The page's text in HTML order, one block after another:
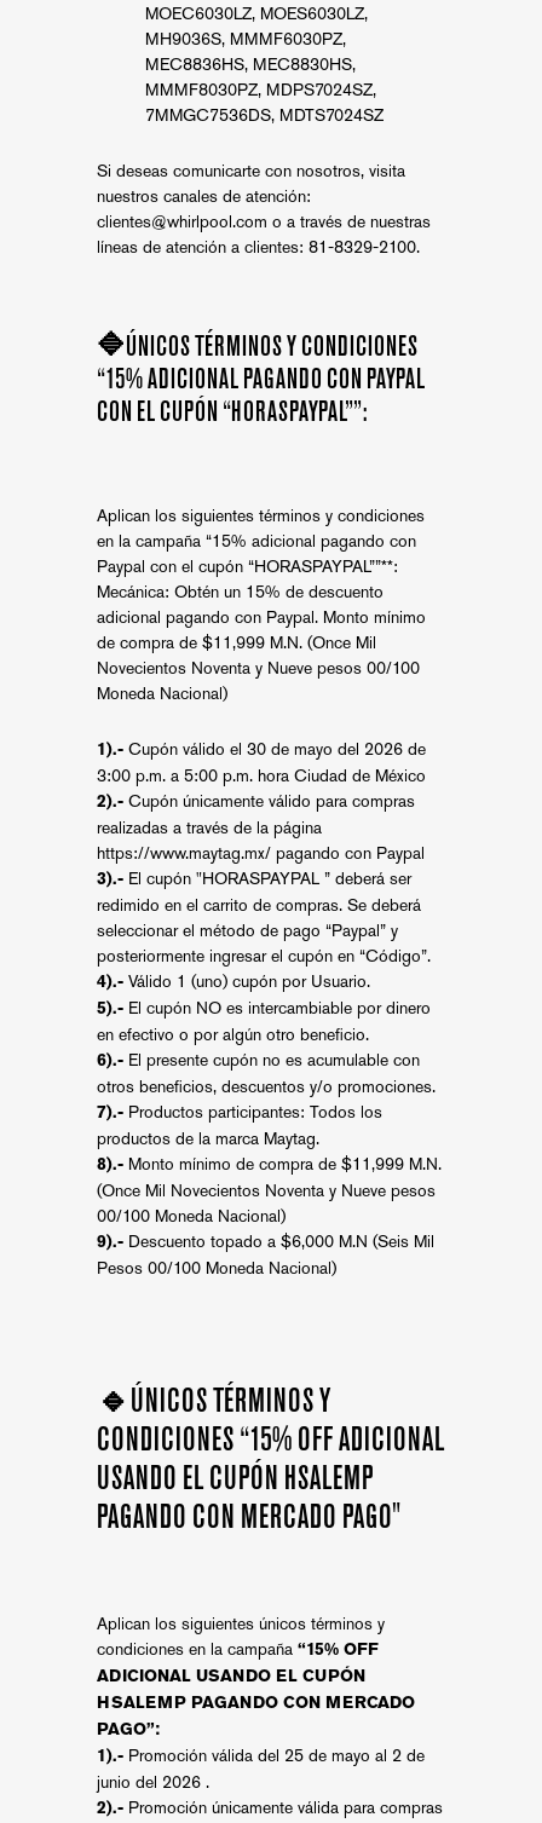
MOEC6030LZ, MOES6030LZ,
MH9036S, MMMF6030PZ,
MEC8836HS, MEC8830HS,
MMMF8030PZ, MDPS7024SZ,
7MMGC7536DS, MDTS7024SZ
Si deseas comunicarte con nosotros, visita
nuestros canales de atención:
clientes@whirlpool.com o a través de nuestras
líneas de atención a clientes: 81-8329-2100.
🔷ÚNICOS TÉRMINOS Y CONDICIONES
“15% ADICIONAL PAGANDO CON PAYPAL
CON EL CUPÓN “HORASPAYPAL””:
Aplican los siguientes términos y condiciones
en la campaña “15% adicional pagando con
Paypal con el cupón “HORASPAYPAL””**:
Mecánica: Obtén un 15% de descuento
adicional pagando con Paypal. Monto mínimo
de compra de $11,999 M.N. (Once Mil
Novecientos Noventa y Nueve pesos 00/100
Moneda Nacional)
1).- Cupón válido el 30 de mayo del 2026 de
3:00 p.m. a 5:00 p.m. hora Ciudad de México
2).- Cupón únicamente válido para compras
realizadas a través de la página
https://www.maytag.mx/ pagando con Paypal
3).- El cupón "HORASPAYPAL ” deberá ser
redimido en el carrito de compras. Se deberá
seleccionar el método de pago “Paypal” y
posteriormente ingresar el cupón en “Código”.
4).- Válido 1 (uno) cupón por Usuario.
5).- El cupón NO es intercambiable por dinero
en efectivo o por algún otro beneficio.
6).- El presente cupón no es acumulable con
otros beneficios, descuentos y/o promociones.
7).- Productos participantes: Todos los
productos de la marca Maytag.
8).- Monto mínimo de compra de $11,999 M.N.
(Once Mil Novecientos Noventa y Nueve pesos
00/100 Moneda Nacional)
9).- Descuento topado a $6,000 M.N (Seis Mil
Pesos 00/100 Moneda Nacional)
🔹ÚNICOS TÉRMINOS Y
CONDICIONES “15% OFF ADICIONAL
USANDO EL CUPÓN HSALEMP
PAGANDO CON MERCADO PAGO"
Aplican los siguientes únicos términos y
condiciones en la campaña “15% OFF
ADICIONAL USANDO EL CUPÓN
HSALEMP PAGANDO CON MERCADO
PAGO”:
1).- Promoción válida del 25 de mayo al 2 de
junio del 2026 .
2).- Promoción únicamente válida para compras